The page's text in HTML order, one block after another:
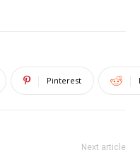
Pinterest
Next article